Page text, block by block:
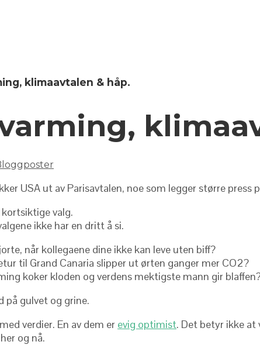
klimaavtalen & håp.
USA ut av Parisavtalen, noe som legger større
valg.
ikke har en dritt å si.
når kollegaene dine ikke kan leve uten biff?
til Grand Canaria slipper ut ørten ganger mer CO2?
koker kloden og verdens mektigste mann gir
på gulvet og grine.
verdier. En av dem er evig optimist. Det betyr ikke at
og nå.